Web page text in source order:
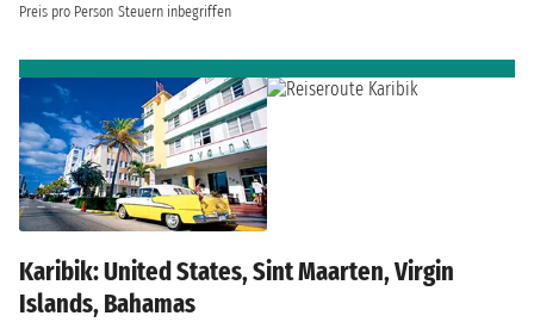
Preis pro Person Steuern inbegriffen
Karibik: United States, Sint Maarten, Virgin
Islands, Bahamas